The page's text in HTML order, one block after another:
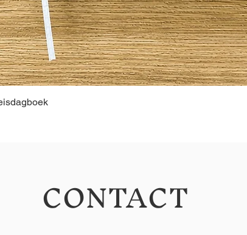
CONTACT